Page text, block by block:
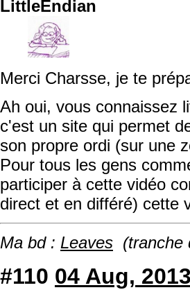
LittleEndian
Merci Charsse, je te
Ah oui, vous connaissez
c'est un site qui permet
son propre ordi (sur une
Pour tous les gens
participer à cette vidéo
direct et en différé) cette
Ma bd : Leaves (tranche
#110 04 Aug,